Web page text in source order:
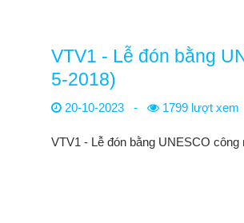
VTV1 - Lễ đón bằng
5-2018)
20-10-2023 - 1799 lượt xem
VTV1 - Lễ đón bằng UNESCO công